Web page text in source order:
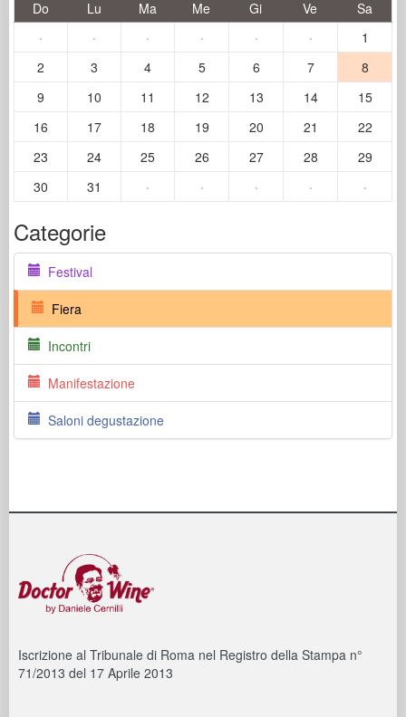
Do Lu Ma Me Gi Ve
Sa
·
· · · · ·
1
2
3 4 5 6 7
8
9
10 11 12 13 14
15
16
17 18 19 20 21
22
23
24 25 26 27 28
29
30
31 · · · · ·
Categorie
Festival
Fiera
Incontri
Manifestazione
Saloni degustazione
Iscrizione al Tribunale di Roma nel Registro della Stampa n°
71/2013 del 17 Aprile 2013